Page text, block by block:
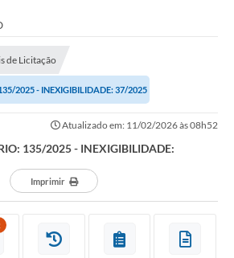
Básica de Saúde
de Licitação
2025 - INEXIGIBILIDADE: 37/2025
Atualizado em: 11/02/2026 às 08h52
135/2025 - INEXIGIBILIDADE:
Imprimir